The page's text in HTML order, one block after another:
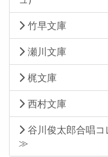
竹早文庫
瀬川文庫
梶文庫
西村文庫
谷川俊太郎合唱
≫